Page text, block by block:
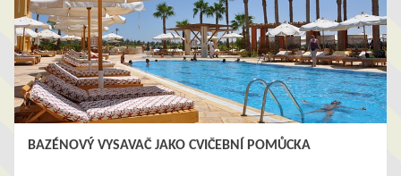
BAZÉNOVÝ VYSAVAČ JAKO CVIČEBNÍ POMŮCKA